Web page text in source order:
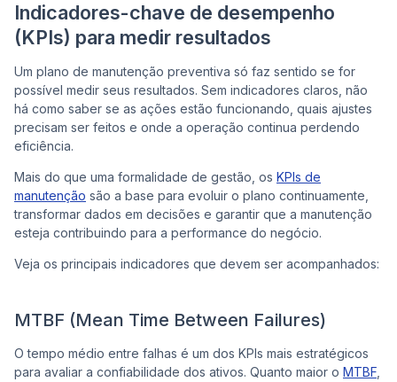
Indicadores-chave de desempenho
(KPIs) para medir resultados
Um plano de manutenção preventiva só faz sentido se for
possível medir seus resultados. Sem indicadores claros, não
há como saber se as ações estão funcionando, quais ajustes
precisam ser feitos e onde a operação continua perdendo
eficiência.
Mais do que uma formalidade de gestão, os KPIs de
manutenção são a base para evoluir o plano continuamente,
transformar dados em decisões e garantir que a manutenção
esteja contribuindo para a performance do negócio.
Veja os principais indicadores que devem ser acompanhados:
MTBF (Mean Time Between Failures)
O tempo médio entre falhas é um dos KPIs mais estratégicos
para avaliar a confiabilidade dos ativos. Quanto maior o MTBF